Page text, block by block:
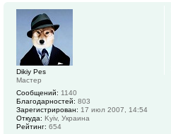
Dikiy Pes
Мастер
Сообщений: 1140
Благодарностей: 803
Зарегистрирован: 17 июл 2007, 14:54
Откуда: Kyiv, Украина
Рейтинг: 654